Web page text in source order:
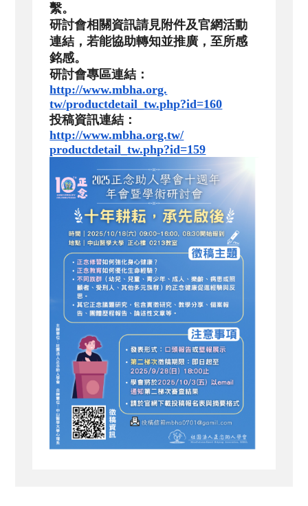
繫。
研討會相關資訊請見附件及官網活動
連結，若能協助轉知並推廣，至所感
銘感。
研討會專區連結：
http://www.mbha.org.
tw/productdetail_tw.php?id=160
投稿資訊連結：
http://www.mbha.org.tw/
productdetail_tw.php?id=159